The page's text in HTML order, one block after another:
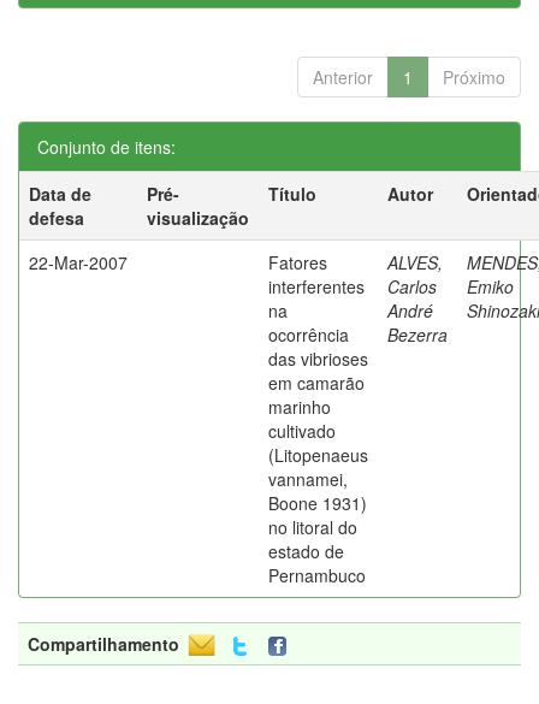
Anterior 1 Próximo
Conjunto de itens:
Data de
defesa
Pré-
visualização
Título Autor
22-Mar-2007
Fatores
interferentes
na
ocorrência
das vibrioses
em camarão
marinho
cultivado
(Litopenaeus
vannamei,
Boone 1931)
no litoral do
estado de
Pernambuco
ALVES,
Carlos
André
Bezerra
Emiko
Shinozaki
Compartilhamento